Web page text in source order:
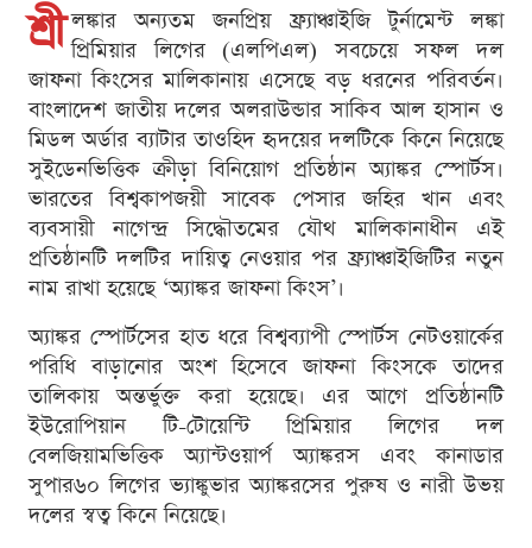
শ্রী লঙ্কার অন্যতম জনপ্রিয় ফ্র্যাঞ্চাইজি টুর্নামেন্ট লঙ্কা
প্রিমিয়ার লিগের (এলপিএল) সবচেয়ে সফল দল
জাফনা কিংসের মালিকানায় এসেছে বড় ধরনের পরিবর্তন।
বাংলাদেশ জাতীয় দলের অলরাউন্ডার সাকিব আল হাসান ও
মিডল অর্ডার ব্যাটার তাওহিদ হৃদয়ের দলটিকে কিনে নিয়েছে
সুইডেনভিত্তিক ক্রীড়া বিনিয়োগ প্রতিষ্ঠান অ্যাঙ্কর স্পোর্টস।
ভারতের বিশ্বকাপজয়ী সাবেক পেসার জহির খান এবং
ব্যবসায়ী নাগেন্দ্র সিদ্ধৌতমের যৌথ মালিকানাধীন এই
প্রতিষ্ঠানটি দলটির দায়িত্ব নেওয়ার পর ফ্র্যাঞ্চাইজিটির নতুন
নাম রাখা হয়েছে ‘অ্যাঙ্কর জাফনা কিংস’।
অ্যাঙ্কর স্পোর্টসের হাত ধরে বিশ্বব্যাপী স্পোর্টস নেটওয়ার্কের
পরিধি বাড়ানোর অংশ হিসেবে জাফনা কিংসকে তাদের
তালিকায় অন্তর্ভুক্ত করা হয়েছে। এর আগে প্রতিষ্ঠানটি
ইউরোপিয়ান টি-টোয়েন্টি প্রিমিয়ার লিগের দল
বেলজিয়ামভিত্তিক অ্যান্টওয়ার্প অ্যাঙ্করস এবং কানাডার
সুপার৬০ লিগের ভ্যাঙ্কুভার অ্যাঙ্করসের পুরুষ ও নারী উভয়
দলের স্বত্ব কিনে নিয়েছে।